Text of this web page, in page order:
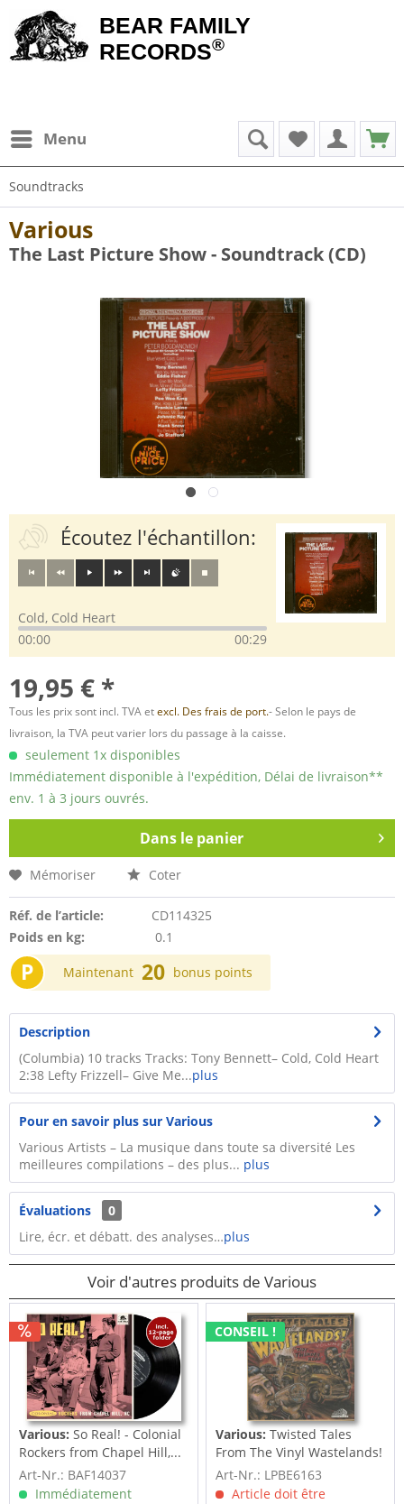
BEAR FAMILY
RECORDS®
Menu
Soundtracks
Various
The Last Picture Show - Soundtrack (CD)
Écoutez l'échantillon:
Cold, Cold Heart
00:00
00:29
19,95 € *
Tous les prix sont incl. TVA etexcl. Des frais de port.- Selon le pays de
livraison, la TVA peut varier lors du passage à la caisse.
seulement 1x disponibles
Immédiatement disponible à l'expédition, Délai de livraison**
env. 1 à 3 jours ouvrés.
Dans le panier
Mémoriser Coter
Réf. de l’article:
CD114325
Poids en kg:
0.1
P Maintenant 20 bonus points
Description
(Columbia) 10 tracks Tracks: Tony Bennett– Cold, Cold Heart
2:38 Lefty Frizzell– Give Me...plus
Pour en savoir plus sur Various
Various Artists – La musique dans toute sa diversité Les
meilleures compilations – des plus... plus
Évaluations
0
Lire, écr. et débatt. des analyses…plus
Voir d'autres produits de Various
Various: So Real! - Colonial
Rockers from Chapel Hill,...
Art-Nr.: BAF14037
Immédiatement
CONSEIL !
Various: Twisted Tales
From The Vinyl Wastelands!
Vol.5...
Art-Nr.: LPBE6163
Article doit être